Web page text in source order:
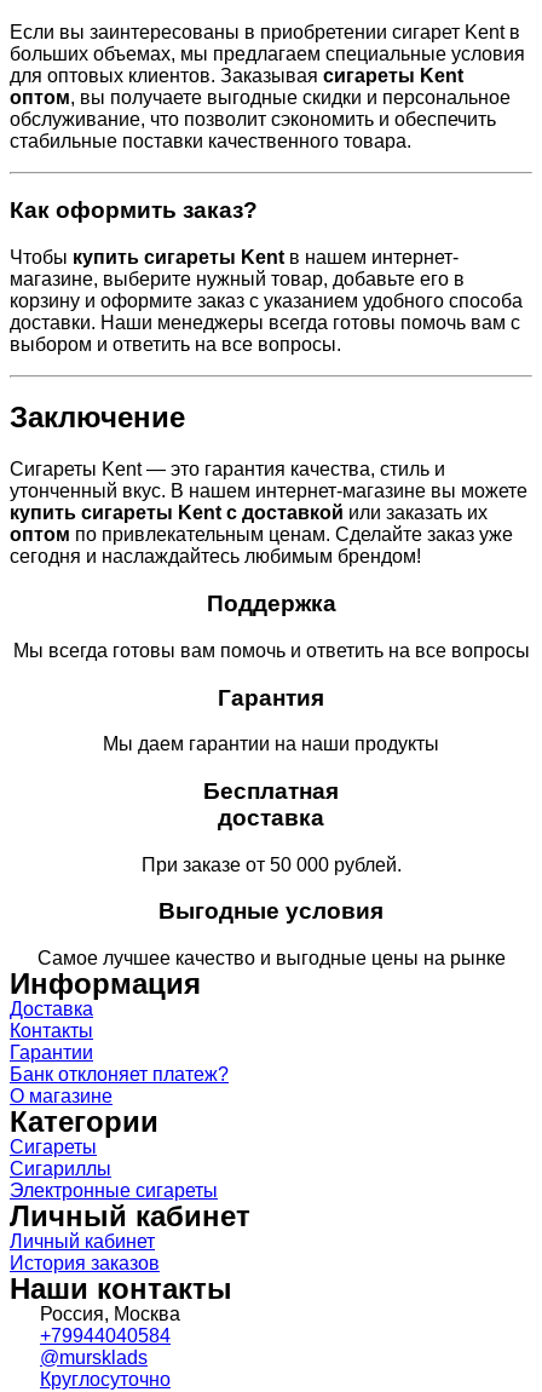
Если вы заинтересованы в приобретении сигарет Kent в
больших объемах, мы предлагаем специальные условия
для оптовых клиентов. Заказывая сигареты Kent
оптом, вы получаете выгодные скидки и персональное
обслуживание, что позволит сэкономить и обеспечить
стабильные поставки качественного товара.
Как оформить заказ?
Чтобы купить сигареты Kent в нашем интернет-
магазине, выберите нужный товар, добавьте его в
корзину и оформите заказ с указанием удобного способа
доставки. Наши менеджеры всегда готовы помочь вам с
выбором и ответить на все вопросы.
Заключение
Сигареты Kent — это гарантия качества, стиль и
утонченный вкус. В нашем интернет-магазине вы можете
купить сигареты Kent с доставкой или заказать их
оптом по привлекательным ценам. Сделайте заказ уже
сегодня и наслаждайтесь любимым брендом!
Поддержка
Мы всегда готовы вам помочь и ответить на все вопросы
Гарантия
Мы даем гарантии на наши продукты
Бесплатная
доставка
При заказе от 50 000 рублей.
Выгодные условия
Самое лучшее качество и выгодные цены на рынке
Информация
Доставка
Контакты
Гарантии
Банк отклоняет платеж?
О магазине
Категории
Сигареты
Сигариллы
Электронные сигареты
Личный кабинет
Личный кабинет
История заказов
Наши контакты
Россия, Москва
+79944040584
@mursklads
Круглосуточно